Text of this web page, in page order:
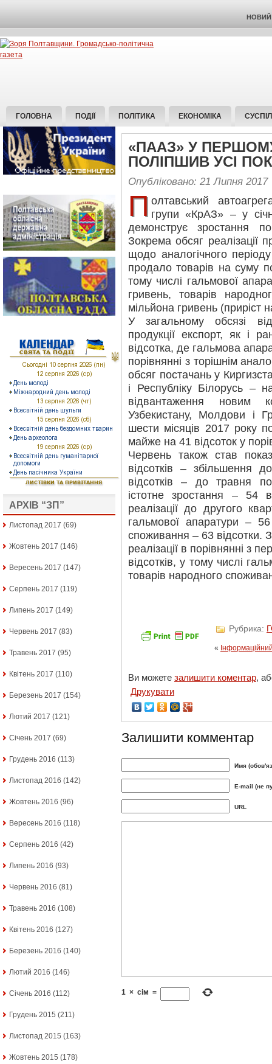
НОВИЙ
ГОЛОВНА ПОДІЇ ПОЛІТИКА ЕКОНОМІКА
АРХІВ “ЗП”
Листопад 2017 (69)
Жовтень 2017 (146)
Вересень 2017 (147)
Серпень 2017 (119)
Липень 2017 (149)
Червень 2017 (83)
Травень 2017 (95)
Квітень 2017 (110)
Березень 2017 (154)
Лютий 2017 (121)
Січень 2017 (69)
Грудень 2016 (113)
Листопад 2016 (142)
Жовтень 2016 (96)
Вересень 2016 (118)
Серпень 2016 (42)
Липень 2016 (93)
Червень 2016 (81)
Травень 2016 (108)
Квітень 2016 (127)
Березень 2016 (140)
Лютий 2016 (146)
Січень 2016 (112)
Грудень 2015 (211)
Листопад 2015 (163)
Жовтень 2015 (178)
«ПААЗ» У
ПОЛІПШИВ УСІ
Опубліковано: 21 Липня 2017
П олтавський
групи «КрАЗ» – у
демонструє зростання
Зокрема обсяг реалізації
щодо аналогічного
продало товарів на суму
тому числі гальмової
гривень, товарів
мільйона гривень (приріст
У загальному обсязі
продукції експорт, як і
відсотка, де гальмова
порівнянні з торішнім
обсяг постачань у
і Республіку Білорусь –
відвантаження новим
Узбекистану, Молдови і
шести місяців 2017 року
майже на 41 відсоток у
Червень також став
відсотків – збільшення
відсотків – до травня
істотне зростання – 54
реалізації до другого
гальмової апаратури – 56
споживання – 63 відсотки.
реалізації в порівнянні з
відсотків, у тому числі
товарів народного
Рубрика:
«
Ви можете залишити коментар,
Друкувати
Залишити комментар
Имя
E-mail (не
URL
1 × сім =